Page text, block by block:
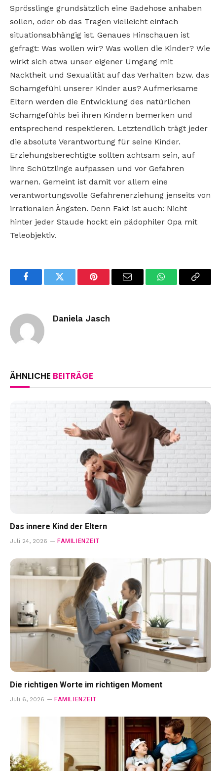
Sprösslinge grundsätzlich eine Badehose anhaben
sollen, oder ob das Tragen vielleicht einfach
situationsabhängig ist. Genaues Hinschauen ist
gefragt: Was wollen wir? Was wollen die Kinder? Wie
wirkt sich etwa unser eigener Umgang mit
Nacktheit und Sexualität auf das Verhalten bzw. das
Schamgefühl unserer Kinder aus? Aufmerksame
Eltern werden die Entwicklung des natürlichen
Schamgefühls bei ihren Kindern bemerken und
entsprechend respektieren. Letztendlich trägt jeder
die absolute Verantwortung für seine Kinder.
Erziehungsberechtigte sollten achtsam sein, auf
ihre Schützlinge aufpassen und vor Gefahren
warnen. Gemeint ist damit vor allem eine
verantwortungsvolle Gefahrenerziehung jenseits von
irrationalen Ängsten. Denn Fakt ist auch: Nicht
hinter jeder Staude hockt ein pädophiler Opa mit
Teleobjektiv.
FacebookTwitter Pinterest Email WhatsAppCopy
Daniela Jasch
ÄHNLICHE BEITRÄGE
Das innere Kind der Eltern
Juli 24, 2026 FAMILIENZEIT
Die richtigen Worte im richtigen Moment
Juli 6, 2026 FAMILIENZEIT